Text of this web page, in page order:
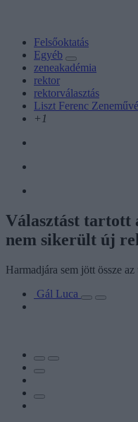
Felsőoktatás
Egyéb
zeneakadémia
rektor
rektorválasztás
Liszt Ferenc
+1
Választást tartott
nem sikerült új
Harmadjára sem jött össze
Gál Luca